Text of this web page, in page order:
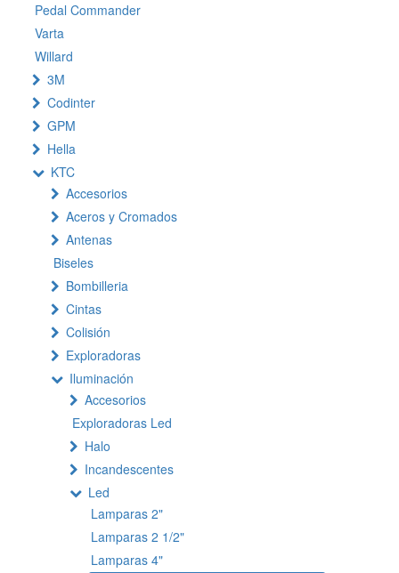
Pedal Commander
Varta
Willard
3M
Codinter
GPM
Hella
KTC
Accesorios
Aceros y Cromados
Antenas
Biseles
Bombilleria
Cintas
Colisión
Exploradoras
Iluminación
Accesorios
Exploradoras Led
Halo
Incandescentes
Led
Lamparas 2"
Lamparas 2 1/2"
Lamparas 4"